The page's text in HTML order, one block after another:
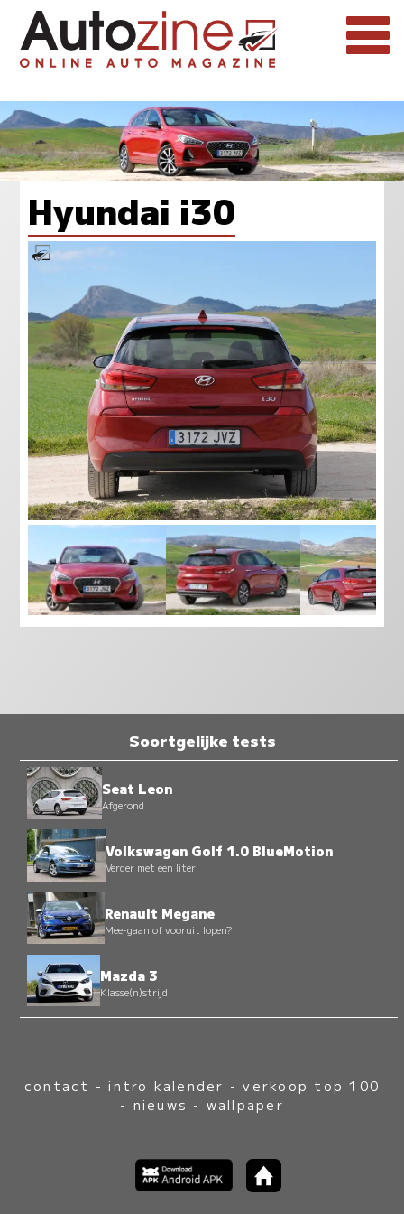
Hyundai i30
Soortgelijke tests
Seat Leon
Afgerond
Volkswagen Golf 1.0 BlueMotion
Verder met een liter
Renault Megane
Mee-gaan of vooruit lopen?
Mazda 3
Klasse(n)strijd
contact -intro kalender -verkoop top 100
- nieuws - wallpaper